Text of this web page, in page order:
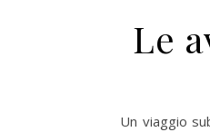
Le
Un viaggio